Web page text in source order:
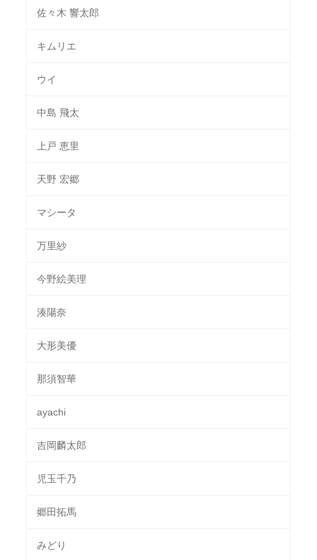
佐々木 響太郎
キムリエ
ウイ
中島 飛太
上戸 恵里
天野 宏郷
マシータ
万里紗
今野絵美理
湊陽奈
大形美優
那須智華
ayachi
吉岡麟太郎
児玉千乃
郷田拓馬
みどり